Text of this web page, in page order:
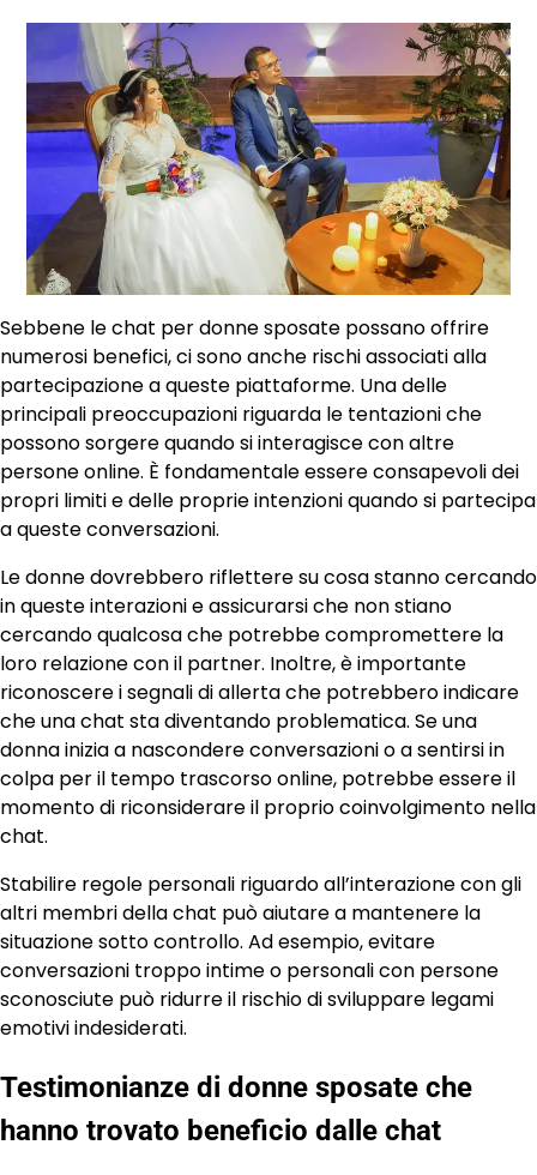
Sebbene le chat per donne sposate possano offrire
numerosi benefici, ci sono anche rischi associati alla
partecipazione a queste piattaforme. Una delle
principali preoccupazioni riguarda le tentazioni che
possono sorgere quando si interagisce con altre
persone online. È fondamentale essere consapevoli dei
propri limiti e delle proprie intenzioni quando si partecipa
a queste conversazioni.
Le donne dovrebbero riflettere su cosa stanno cercando
in queste interazioni e assicurarsi che non stiano
cercando qualcosa che potrebbe compromettere la
loro relazione con il partner. Inoltre, è importante
riconoscere i segnali di allerta che potrebbero indicare
che una chat sta diventando problematica. Se una
donna inizia a nascondere conversazioni o a sentirsi in
colpa per il tempo trascorso online, potrebbe essere il
momento di riconsiderare il proprio coinvolgimento nella
chat.
Stabilire regole personali riguardo all’interazione con gli
altri membri della chat può aiutare a mantenere la
situazione sotto controllo. Ad esempio, evitare
conversazioni troppo intime o personali con persone
sconosciute può ridurre il rischio di sviluppare legami
emotivi indesiderati.
Testimonianze di donne sposate che
hanno trovato beneficio dalle chat